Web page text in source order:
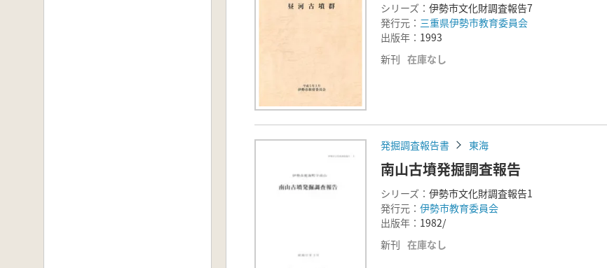
シリーズ： 伊勢市文化財調査報告7
発行元： 三重県伊勢市教育委員会
出版年： 1993
新刊 在庫なし
発掘調査報告書 東海
南山古墳発掘調査報告
シリーズ： 伊勢市文化財調査報告1
発行元： 伊勢市教育委員会
出版年： 1982/
新刊 在庫なし